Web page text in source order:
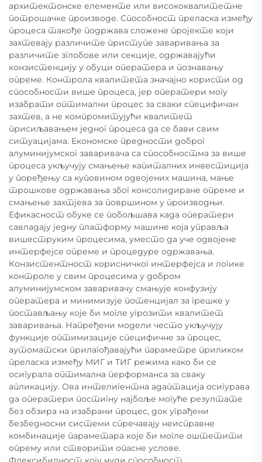
архитектонске елементе или висококвалитетне
потрошачке производе. Способност преласка између
процеса такође подржава сложене пројекте који
захтевају различите приступе заваривања за
различите зглобове или секције, одржавајући
конзистенцију у обуци оператера и познавању
опреме. Контрола квалитета значајно користи од
способности више процеса, јер оператери могу
изабрати оптимални процес за сваки специфичан
захтев, а не компромитујући квалитет
присиљавањем једног процеса да се бави свим
ситуацијама. Економске предности доброг
алуминијумског заваривача са способностма за више
процеса укључују смањење капиталних инвестиција
у поређењу са куповином одвојених машина, мање
трошкове одржавања због консолидиране опреме и
смањење захтјева за површином у производњи.
Ефикасност обуке се побољшава када оператери
савладају једну платформу машине која управља
вишеструким процесима, уместо да уче одвојене
интерфејсе опреме и процедуре одржавања.
Конзистентност корисничког интерфејса и логике
контроле у свим процесима у добром
алуминијумском заваривачу смањује конфузију
оператера и минимизује потенцијал за грешке у
постављању које би могле угрозити квалитет
заваривања. Напређени модели често укључују
функције оптимизације специфичне за процес,
аутоматски прилагођавајући параметре приликом
преласка између МИГ и ТИГ режима како би се
осигурала оптимална перформанса за сваку
апликацију. Ова интелигентна адаптација осигурава
да оператери постигну најбоље могуће резултате
без обзира на изабрани процес, док уграђени
безбедносни системи спречавају неисправне
комбинације параметара које би могле оштетити
опрему или створити опасне услове.